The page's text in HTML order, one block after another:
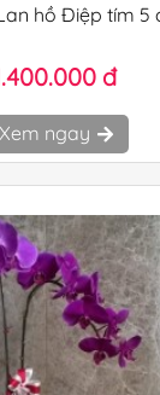
hồ Điệp tím 5
đ
Xem ngay